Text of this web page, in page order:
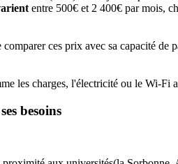
entre 500€ et 2 400€ par mois,
ces prix avec sa capacité de
les charges, l'électricité ou le Wi-Fi
besoins